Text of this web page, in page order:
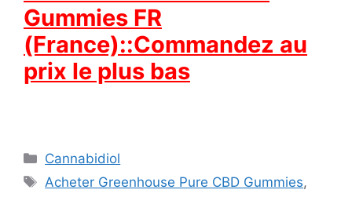
Gummies FR
(France)::Commandez au
prix le plus bas
Categories
Cannabidiol
Tags
Acheter Greenhouse Pure CBD Gummies,